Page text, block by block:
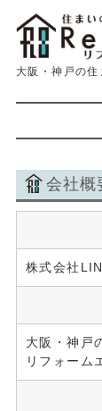
大阪・神戸の
ホーム
サービス・料
よくあるご質
お問い合わせ
会社概
株式会社
大阪・神戸
リフォーム